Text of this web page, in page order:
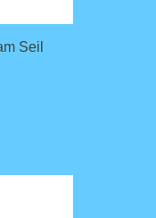
Seil